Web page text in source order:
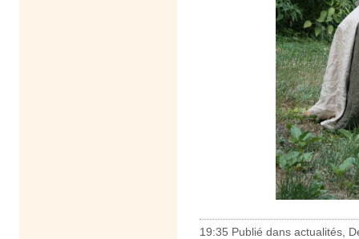
19:35 Publié dans actualités